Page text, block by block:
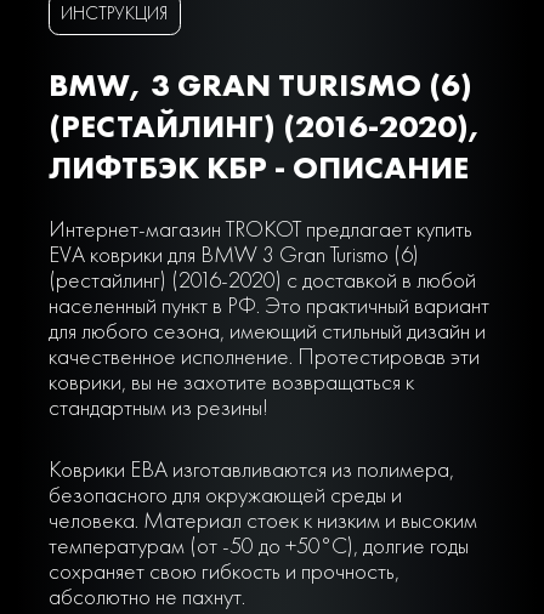
ИНСТРУКЦИЯ
BMW, 3 GRAN TURISMO (6)
(РЕСТАЙЛИНГ) (2016-2020),
ЛИФТБЭК КБР - ОПИСАНИЕ
Интернет-магазин TROKOT предлагает купить
EVA коврики для BMW 3 Gran Turismo (6)
(рестайлинг) (2016-2020) с доставкой в любой
населенный пункт в РФ. Это практичный вариант
для любого сезона, имеющий стильный дизайн и
качественное исполнение. Протестировав эти
коврики, вы не захотите возвращаться к
стандартным из резины!
Коврики ЕВА изготавливаются из полимера,
безопасного для окружающей среды и
человека. Материал стоек к низким и высоким
температурам (от -50 до +50°С), долгие годы
сохраняет свою гибкость и прочность,
абсолютно не пахнут.